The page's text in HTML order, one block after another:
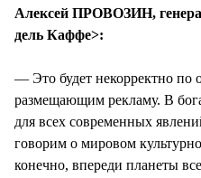
Алексей ПРОВОЗИН,
дель Каффе>:
— Это будет некорректно
размещающим рекламу. В
для всех современных
говорим о мировом
конечно, впереди планеты